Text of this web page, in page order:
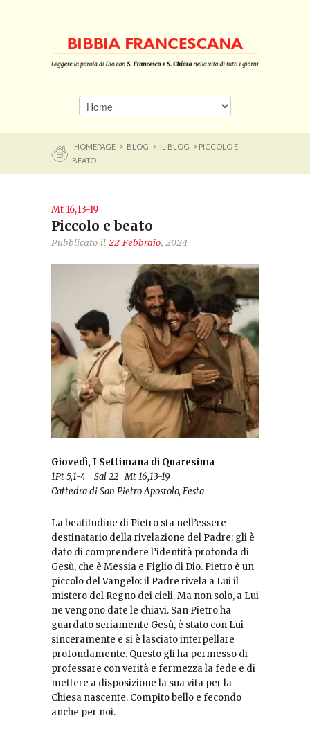
HOMEPAGE > BLOG > IL BLOG
> PICCOLO E
BEATO
Mt 16,13-19
Piccolo e beato
Pubblicato il 22 Febbraio, 2024
Giovedì, I Settimana di Quaresima
1Pt 5,1-4 Sal 22 Mt 16,13-19
Cattedra di San Pietro Apostolo, Festa
La beatitudine di Pietro sta nell’essere
destinatario della rivelazione del Padre: gli è
dato di comprendere l’identità profonda di
Gesù, che è Messia e Figlio di Dio. Pietro è un
piccolo del Vangelo: il Padre rivela a Lui il
mistero del Regno dei cieli. Ma non solo, a Lui
ne vengono date le chiavi. San Pietro ha
guardato seriamente Gesù, è stato con Lui
sinceramente e si è lasciato interpellare
profondamente. Questo gli ha permesso di
professare con verità e fermezza la fede e di
mettere a disposizione la sua vita per la
Chiesa nascente. Compito bello e fecondo
anche per noi.